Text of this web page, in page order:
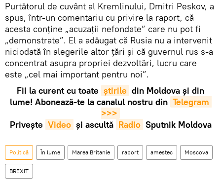
Purtătorul de cuvânt al Kremlinului, Dmitri Peskov, a
spus, într-un comentariu cu privire la raport, că
acesta conține „acuzații nefondate” care nu pot fi
„demonstrate”. El a adăugat că Rusia nu a intervenit
niciodată în alegerile altor ţări și că guvernul rus s-a
concentrat asupra propriei dezvoltări, lucru care
este „cel mai important pentru noi”.
Fii la curent cu toate știrile din Moldova și din
lume! Abonează-te la canalul nostru din Telegram
>>>
Privește Video și ascultă Radio Sputnik Moldova
Politică În lume Marea Britanie raport amestec Moscova
BREXIT